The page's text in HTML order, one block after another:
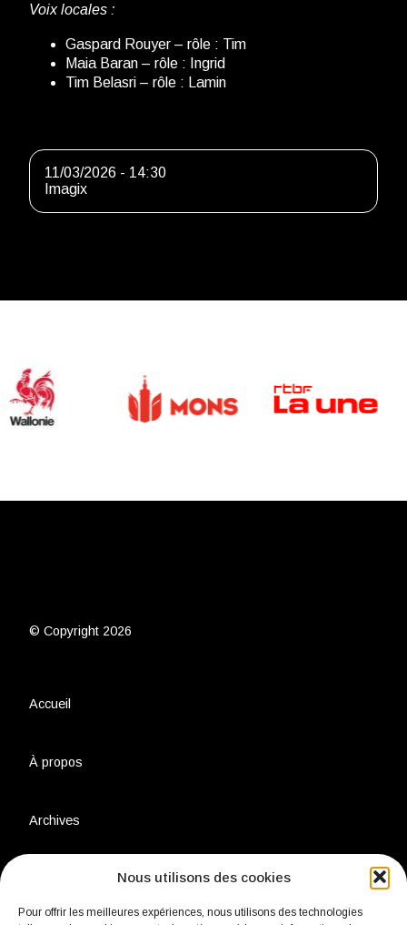
Nous utilisons des cookies
Pour offrir les meilleures expériences, nous utilisons des technologies
Voix locales :
Gaspard Rouyer – rôle : Tim
Maia Baran – rôle : Ingrid
Tim Belasri – rôle : Lamin
11/03/2026 - 14:30
Imagix
© Copyright 2026
Accueil
À propos
Archives
Charte environnementale